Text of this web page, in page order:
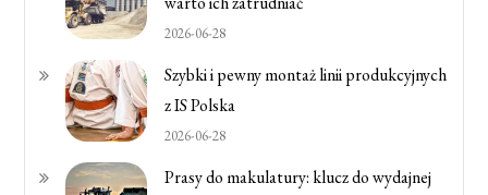
2026-06-28
Szybki i pewny montaż linii produkcyjnych
z IS Polska
2026-06-28
Prasy do makulatury: klucz do wydajnej